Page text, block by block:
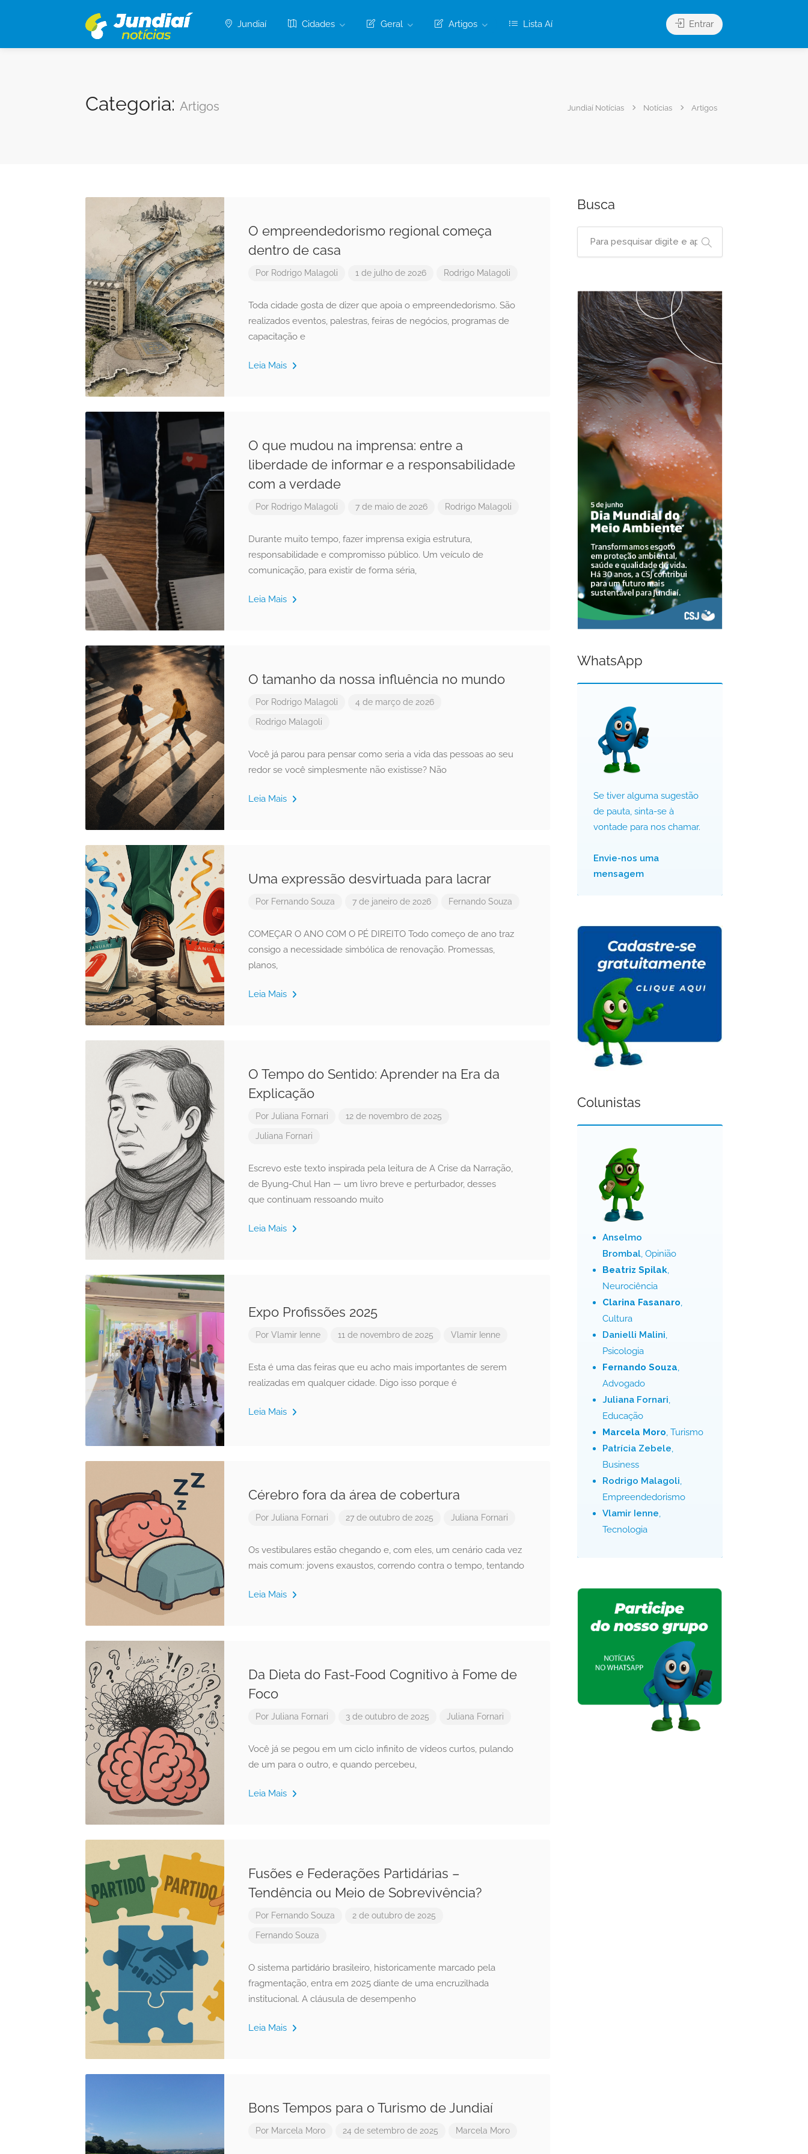
Jundiaí Cidades Geral Artigos Lista Aí Entrar
Categoria: Artigos Jundiaí Notícias Notícias Artigos
O empreendedorismo regional começa
dentro de casa
Por Rodrigo Malagoli 1 de julho de 2026 Rodrigo Malagoli
Toda cidade gosta de dizer que apoia o empreendedorismo. São
realizados eventos, palestras, feiras de negócios, programas de
capacitação e
Leia Mais
O que mudou na imprensa: entre a
liberdade de informar e a responsabilidade
com a verdade
Por Rodrigo Malagoli 7 de maio de 2026 Rodrigo Malagoli
Durante muito tempo, fazer imprensa exigia estrutura,
responsabilidade e compromisso público. Um veículo de
comunicação, para existir de forma séria,
Leia Mais
O tamanho da nossa influência no mundo
Por Rodrigo Malagoli 4 de março de 2026
Rodrigo Malagoli
Você já parou para pensar como seria a vida das pessoas ao seu
redor se você simplesmente não existisse? Não
Leia Mais
Uma expressão desvirtuada para lacrar
Por Fernando Souza 7 de janeiro de 2026 Fernando Souza
COMEÇAR O ANO COM O PÉ DIREITO Todo começo de ano traz
consigo a necessidade simbólica de renovação. Promessas,
planos,
Leia Mais
O Tempo do Sentido: Aprender na Era da
Explicação
Por Juliana Fornari 12 de novembro de 2025
Juliana Fornari
Escrevo este texto inspirada pela leitura de A Crise da Narração,
de Byung-Chul Han — um livro breve e perturbador, desses
que continuam ressoando muito
Leia Mais
Expo Profissões 2025
Por Vlamir Ienne 11 de novembro de 2025 Vlamir Ienne
Esta é uma das feiras que eu acho mais importantes de serem
realizadas em qualquer cidade. Digo isso porque é
Leia Mais
Cérebro fora da área de cobertura
Por Juliana Fornari 27 de outubro de 2025 Juliana Fornari
Os vestibulares estão chegando e, com eles, um cenário cada vez
mais comum: jovens exaustos, correndo contra o tempo, tentando
Leia Mais
Da Dieta do Fast-Food Cognitivo à Fome de
Foco
Por Juliana Fornari 3 de outubro de 2025 Juliana Fornari
Você já se pegou em um ciclo infinito de vídeos curtos, pulando
de um para o outro, e quando percebeu,
Leia Mais
Fusões e Federações Partidárias –
Tendência ou Meio de Sobrevivência?
Por Fernando Souza 2 de outubro de 2025
Fernando Souza
O sistema partidário brasileiro, historicamente marcado pela
fragmentação, entra em 2025 diante de uma encruzilhada
institucional. A cláusula de desempenho
Leia Mais
Bons Tempos para o Turismo de Jundiaí
Por Marcela Moro 24 de setembro de 2025 Marcela Moro
Busca
WhatsApp
Se tiver alguma sugestão
de pauta, sinta-se à
vontade para nos chamar.
Envie-nos uma
mensagem
Colunistas
Anselmo
Brombal, Opinião
Beatriz Spilak,
Neurociência
Clarina Fasanaro,
Cultura
Danielli Malini,
Psicologia
Fernando Souza,
Advogado
Juliana Fornari,
Educação
Marcela Moro, Turismo
Patrícia Zebele,
Business
Rodrigo Malagoli,
Empreendedorismo
Vlamir Ienne,
Tecnologia